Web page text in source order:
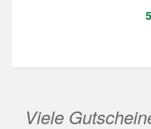
Viele